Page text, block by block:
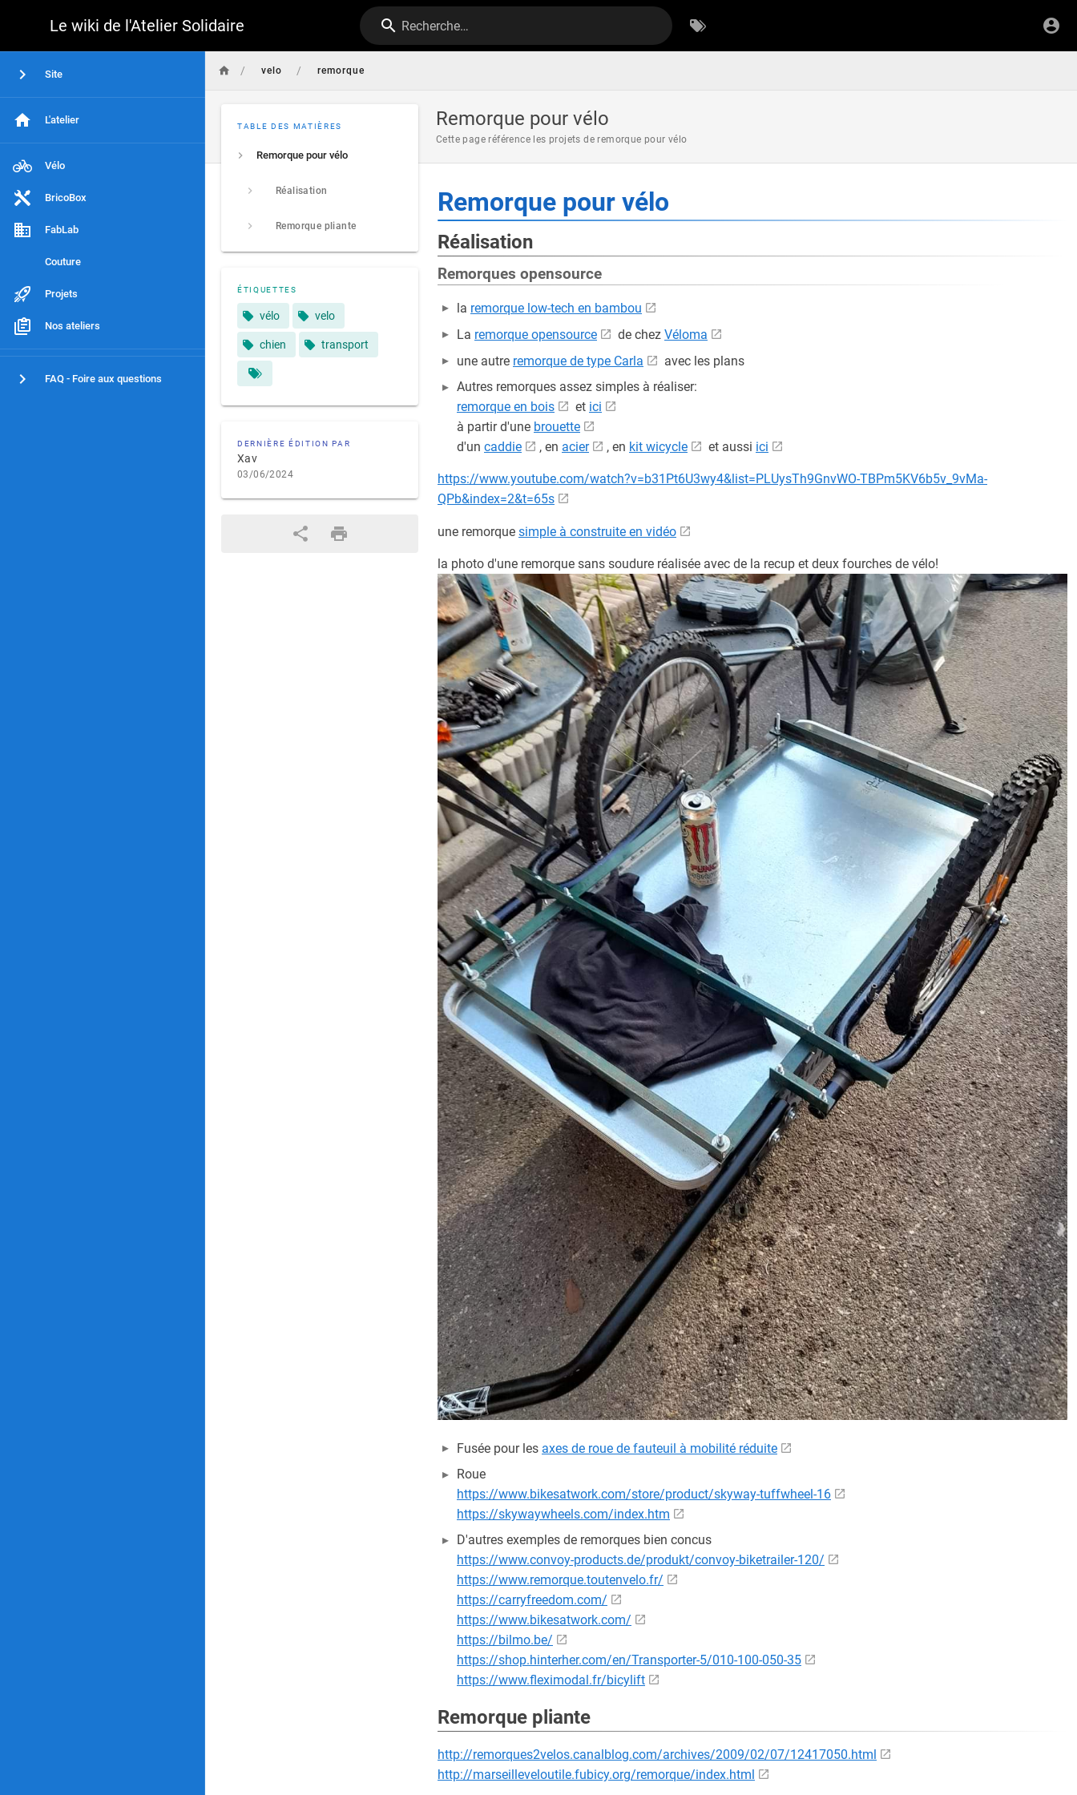
Le wiki de l'Atelier Solidaire Recherche…
Site
L'atelier
Vélo
BricoBox
FabLab
Couture
Projets
Nos ateliers
FAQ - Foire aux questions
/ velo / remorque
Remorque pour vélo
Cette page référence les projets de remorque pour vélo
TABLE DES MATIÈRES
Remorque pour vélo
Réalisation
Remorque pliante
ÉTIQUETTES
vélo velo
chien transport
DERNIÈRE ÉDITION PAR
Xav
03/06/2024
Remorque pour vélo
Réalisation
Remorques opensource
la remorque low-tech en bambou
La remorque opensource de chez Véloma
une autre remorque de type Carla
avec les plans
Autres remorques assez simples à réaliser:
remorque en bois
et ici
à partir d'une brouette
d'un caddie , en acier , en kit wicycle et aussi ici
https://www.youtube.com/watch?v=b31Pt6U3wy4&list=PLUysTh9GnvWO-TBPm5KV6b5v_9vMa-
QPb&index=2&t=65s
une remorque simple à construite en vidéo
la photo d'une remorque sans soudure réalisée avec de la recup et deux fourches de vélo!
Fusée pour les axes de roue de fauteuil à mobilité réduite
Roue
https://www.bikesatwork.com/store/product/skyway-tuffwheel-16
https://skywaywheels.com/index.htm
D'autres exemples de remorques bien concus
https://www.convoy-products.de/produkt/convoy-biketrailer-120/
https://www.remorque.toutenvelo.fr/
https://carryfreedom.com/
https://www.bikesatwork.com/
https://bilmo.be/
https://shop.hinterher.com/en/Transporter-5/010-100-050-35
https://www.fleximodal.fr/bicylift
Remorque pliante
http://remorques2velos.canalblog.com/archives/2009/02/07/12417050.html
http://marseilleveloutile.fubicy.org/remorque/index.html